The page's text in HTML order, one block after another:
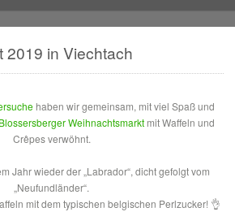
2019 in Viechtach
haben wir gemeinsam, mit viel Spaß und
Blossersberger Weihnachtsmarktmit Waffeln und
Crêpes verwöhnt.
Jahr wieder der „Labrador“, dicht gefolgt vom
„Neufundländer“.
mit dem typischen belgischen Perlzucker! 👌